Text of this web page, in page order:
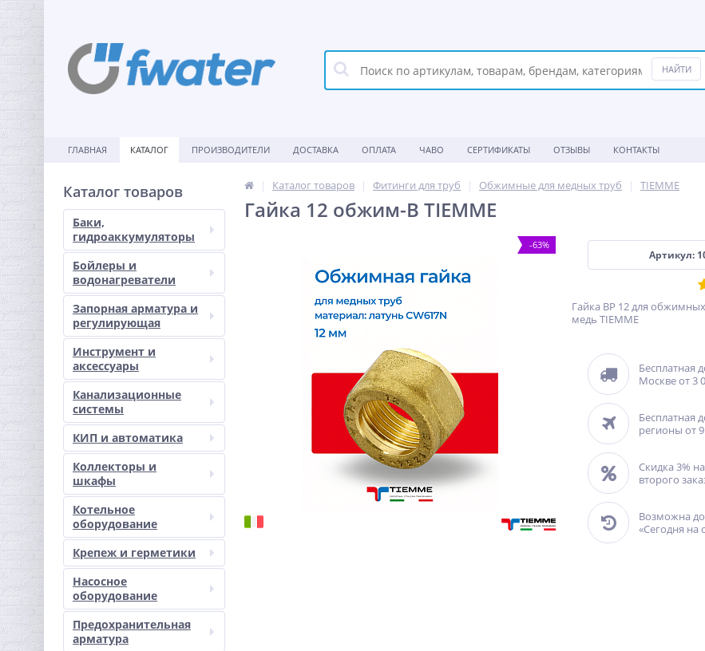
ГЛАВНАЯ КАТАЛОГ ПРОИЗВОДИТЕЛИ ДОСТАВКА ОПЛАТА ЧАВО СЕРТИФИКАТЫ ОТЗЫВЫ КОНТАКТЫ
Каталог товаров
Баки,
гидроаккумуляторы
Бойлеры и
водонагреватели
Запорная арматура и
регулирующая
Инструмент и
аксессуары
Канализационные
системы
КИП и автоматика
Коллекторы и
шкафы
Котельное
оборудование
Крепеж и герметики
Насосное
оборудование
Предохранительная
арматура
Каталог товаров Фитинги для труб Обжимные для медных труб TIEMME
Гайка 12 обжим-В TIEMME
-63%
Артикул:
Гайка ВР 12 для
медь TIEMME
Бесплатная
Москве от 3
Бесплатная
регионы от
Скидка 3%
второго
Возможна
«Сегодня на